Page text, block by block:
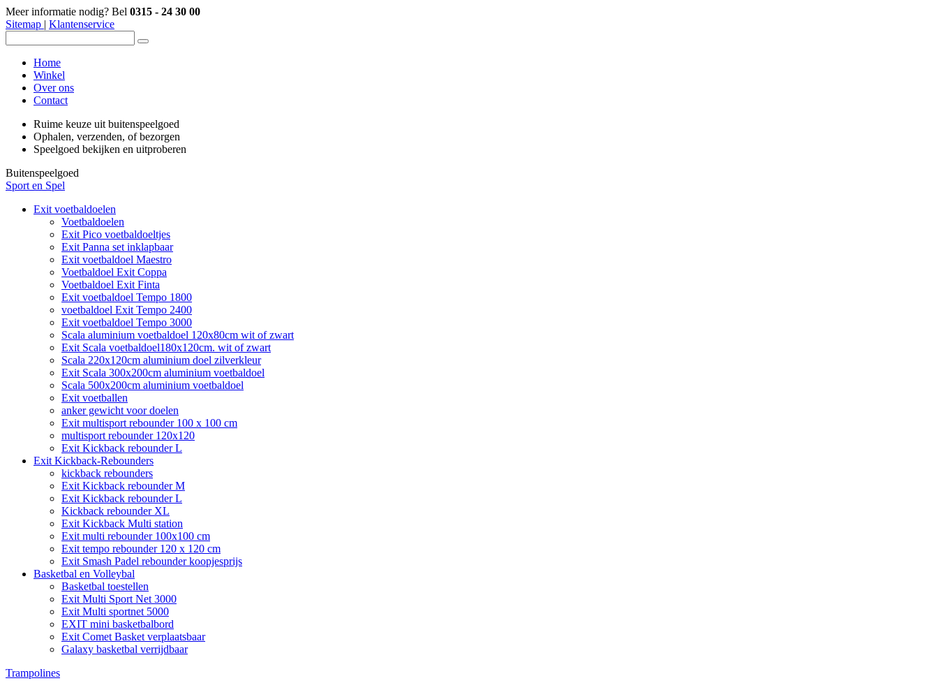
Meer informatie nodig? Bel 0315 - 24 30 00
Sitemap | Klantenservice
Home
Winkel
Over ons
Contact
Ruime keuze uit buitenspeelgoed
Ophalen, verzenden, of bezorgen
Speelgoed bekijken en uitproberen
Buitenspeelgoed
Sport en Spel
Exit voetbaldoelen
Voetbaldoelen
Exit Pico voetbaldoeltjes
Exit Panna set inklapbaar
Exit voetbaldoel Maestro
Voetbaldoel Exit Coppa
Voetbaldoel Exit Finta
Exit voetbaldoel Tempo 1800
voetbaldoel Exit Tempo 2400
Exit voetbaldoel Tempo 3000
Scala aluminium voetbaldoel 120x80cm wit of zwart
Exit Scala voetbaldoel180x120cm. wit of zwart
Scala 220x120cm aluminium doel zilverkleur
Exit Scala 300x200cm aluminium voetbaldoel
Scala 500x200cm aluminium voetbaldoel
Exit voetballen
anker gewicht voor doelen
Exit multisport rebounder 100 x 100 cm
multisport rebounder 120x120
Exit Kickback rebounder L
Exit Kickback-Rebounders
kickback rebounders
Exit Kickback rebounder M
Exit Kickback rebounder L
Kickback rebounder XL
Exit Kickback Multi station
Exit multi rebounder 100x100 cm
Exit tempo rebounder 120 x 120 cm
Exit Smash Padel rebounder koopjesprijs
Basketbal en Volleybal
Basketbal toestellen
Exit Multi Sport Net 3000
Exit Multi sportnet 5000
EXIT mini basketbalbord
Exit Comet Basket verplaatsbaar
Galaxy basketbal verrijdbaar
Trampolines